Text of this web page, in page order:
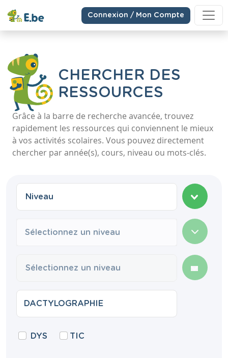
Connexion / Mon Compte
CHERCHER DES
RESSOURCES
Grâce à la barre de recherche avancée, trouvez
rapidement les ressources qui conviennent le mieux
à vos activités scolaires. Vous pouvez directement
chercher par année(s), cours, niveau ou mots-clés.
Sélectionnez un niveau
DYS TIC